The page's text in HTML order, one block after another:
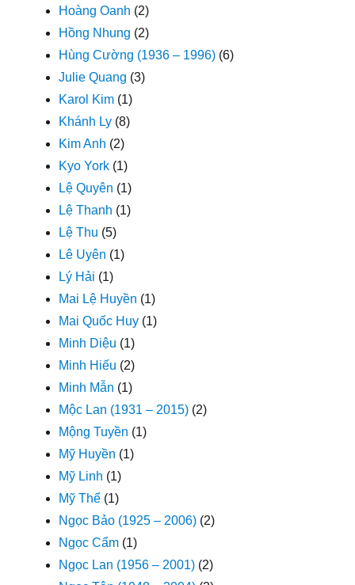
Hoàng Oanh (2)
Hồng Nhung (2)
Hùng Cường (1936 – 1996) (6)
Julie Quang (3)
Karol Kim (1)
Khánh Ly (8)
Kim Anh (2)
Kyo York (1)
Lệ Quyên (1)
Lệ Thanh (1)
Lệ Thu (5)
Lê Uyên (1)
Lý Hải (1)
Mai Lệ Huyền (1)
Mai Quốc Huy (1)
Minh Diệu (1)
Minh Hiếu (2)
Minh Mẫn (1)
Mộc Lan (1931 – 2015) (2)
Mộng Tuyền (1)
Mỹ Huyền (1)
Mỹ Linh (1)
Mỹ Thể (1)
Ngọc Bảo (1925 – 2006) (2)
Ngọc Cẩm (1)
Ngọc Lan (1956 – 2001) (2)